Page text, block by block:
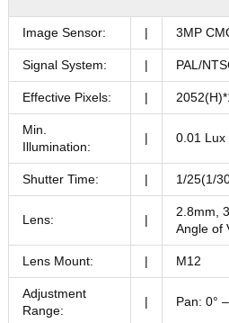
Image Sensor: | 3MP
Signal System: | PAL/
Effective Pixels: |
Min.
Illumination:
| 0.01 Lux
Shutter Time: | 1/25(1/
Lens: |
2.8mm,
Angle of
Lens Mount: | M12
Adjustment
Range:
| Pan: 0°